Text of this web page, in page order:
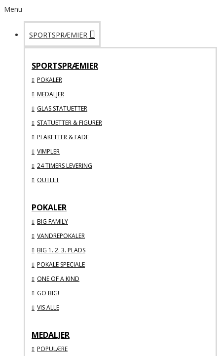
Menu
SPORTSPRÆMIER
SPORTSPRÆMIER
POKALER
MEDALJER
GLAS STATUETTER
STATUETTER & FIGURER
PLAKETTER & FADE
VIMPLER
24 TIMERS LEVERING
OUTLET
POKALER
BIG FAMILY
VANDREPOKALER
BIG 1. 2. 3. PLADS
POKALE SPECIALE
ONE OF A KIND
GO BIG!
VIS ALLE
MEDALJER
POPULÆRE